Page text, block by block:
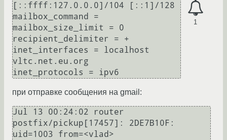
1
[::ffff:127.0.0.0]/104 [::1]/128
mailbox_command =
mailbox_size_limit = 0
recipient_delimiter = +
inet_interfaces = localhost
vltc.net.eu.org
при отправке сообщения на gmail:
Jul 13 00:24:02 router
postfix/pickup[17457]: 2DE7B10F:
uid=1003 from=<vlad>